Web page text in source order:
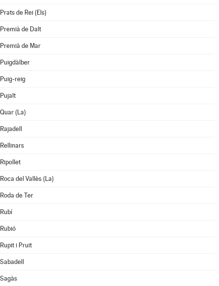
Prats de Rei (Els)
Premià de Dalt
Premià de Mar
Puigdàlber
Puig-reig
Pujalt
Quar (La)
Rajadell
Rellinars
Ripollet
Roca del Vallès (La)
Roda de Ter
Rubí
Rubió
Rupit i Pruit
Sabadell
Sagàs